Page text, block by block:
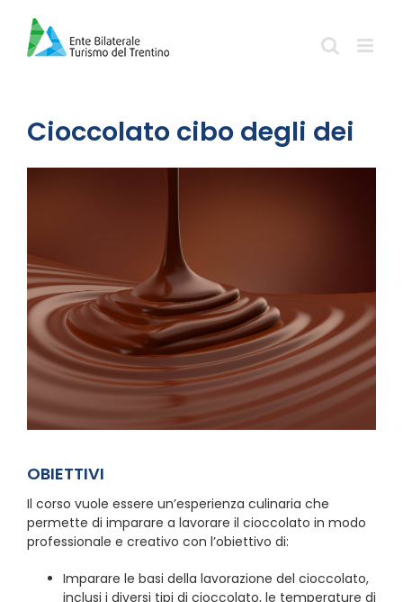
contenuto
Cioccolato cibo degli dei
OBIETTIVI
Il corso vuole essere un’esperienza culinaria che
permette di imparare a lavorare il cioccolato in modo
professionale e creativo con l’obiettivo di:
Imparare le basi della lavorazione del cioccolato,
inclusi i diversi tipi di cioccolato, le temperature di